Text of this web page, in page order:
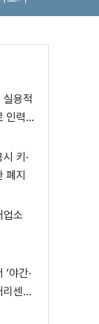
실용적
인력
키·
폐지
업소
야간·
리센